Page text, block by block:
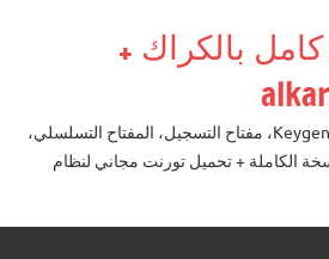
بالكراك +
البرامج والمفتاح المكسور، Keygen، مفتاح التسجيل، المفتاح التسلسلي،
الكاملة + تحميل تورنت مجاني لنظام